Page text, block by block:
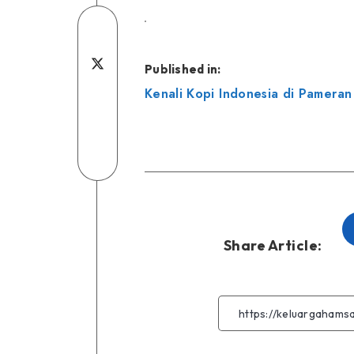
Share
on
Facebook
Telegram
on
Published in:
Navigasi
Kenali Kopi Indonesia di
Share Article: